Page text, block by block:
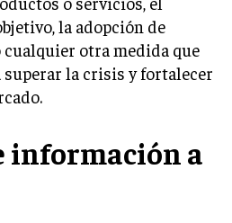
EMPRESARIALES
TECNOLÓGICAS
DEL CLIENTE
Y CADENA DE
la adopción de
cualquier otra medida que
superar la crisis y fortalecer
a